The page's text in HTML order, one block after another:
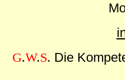
G.W.S. Die